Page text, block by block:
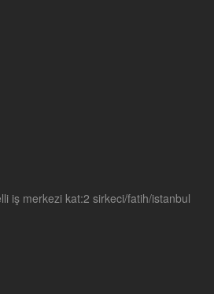
iş merkezi kat:2 sirkeci/fatih/istanbul